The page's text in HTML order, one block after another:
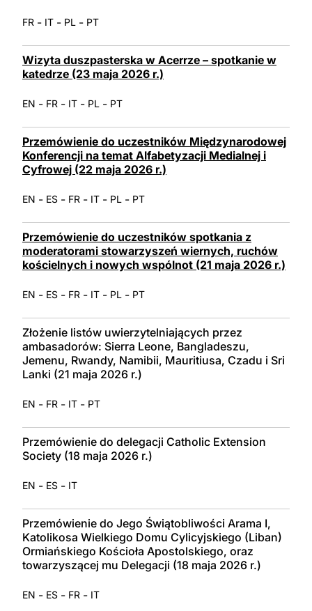
FR - IT - PL - PT
Wizyta duszpasterska w Acerrze – spotkanie w
katedrze (23 maja 2026 r.)
EN - FR - IT - PL - PT
Przemówienie do uczestników Międzynarodowej
Konferencji na temat Alfabetyzacji Medialnej i
Cyfrowej (22 maja 2026 r.)
EN - ES - FR - IT - PL - PT
Przemówienie do uczestników spotkania z
moderatorami stowarzyszeń wiernych, ruchów
kościelnych i nowych wspólnot (21 maja 2026 r.)
EN - ES - FR - IT - PL - PT
Złożenie listów uwierzytelniających przez
ambasadorów: Sierra Leone, Bangladeszu,
Jemenu, Rwandy, Namibii, Mauritiusa, Czadu i Sri
Lanki (21 maja 2026 r.)
EN - FR - IT - PT
Przemówienie do delegacji Catholic Extension
Society (18 maja 2026 r.)
EN - ES - IT
Przemówienie do Jego Świątobliwości Arama I,
Katolikosa Wielkiego Domu Cylicyjskiego (Liban)
Ormiańskiego Kościoła Apostolskiego, oraz
towarzyszącej mu Delegacji (18 maja 2026 r.)
EN - ES - FR - IT